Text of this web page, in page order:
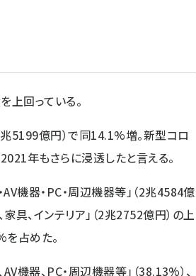
回っている。
5199億円）で同14.1%増。新型コロ
年もさらに浸透したと言える。
AV機器・PC・周辺機器等」（2兆4584億
家具、インテリア」（2兆2752億円）の上
占めた。
AV機器、PC・周辺機器等」（38.13%）、